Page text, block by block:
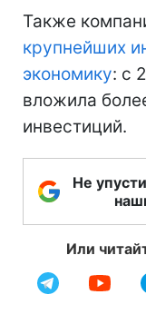
Также
крупнейших
экономику: с
вложила
инвестиций.
Не
Или